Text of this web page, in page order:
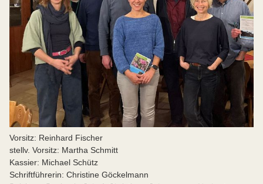
Vorsitz: Reinhard Fischer
stellv. Vorsitz: Martha Schmitt
Kassier: Michael Schütz
Schriftführerin: Christine Göckelmann